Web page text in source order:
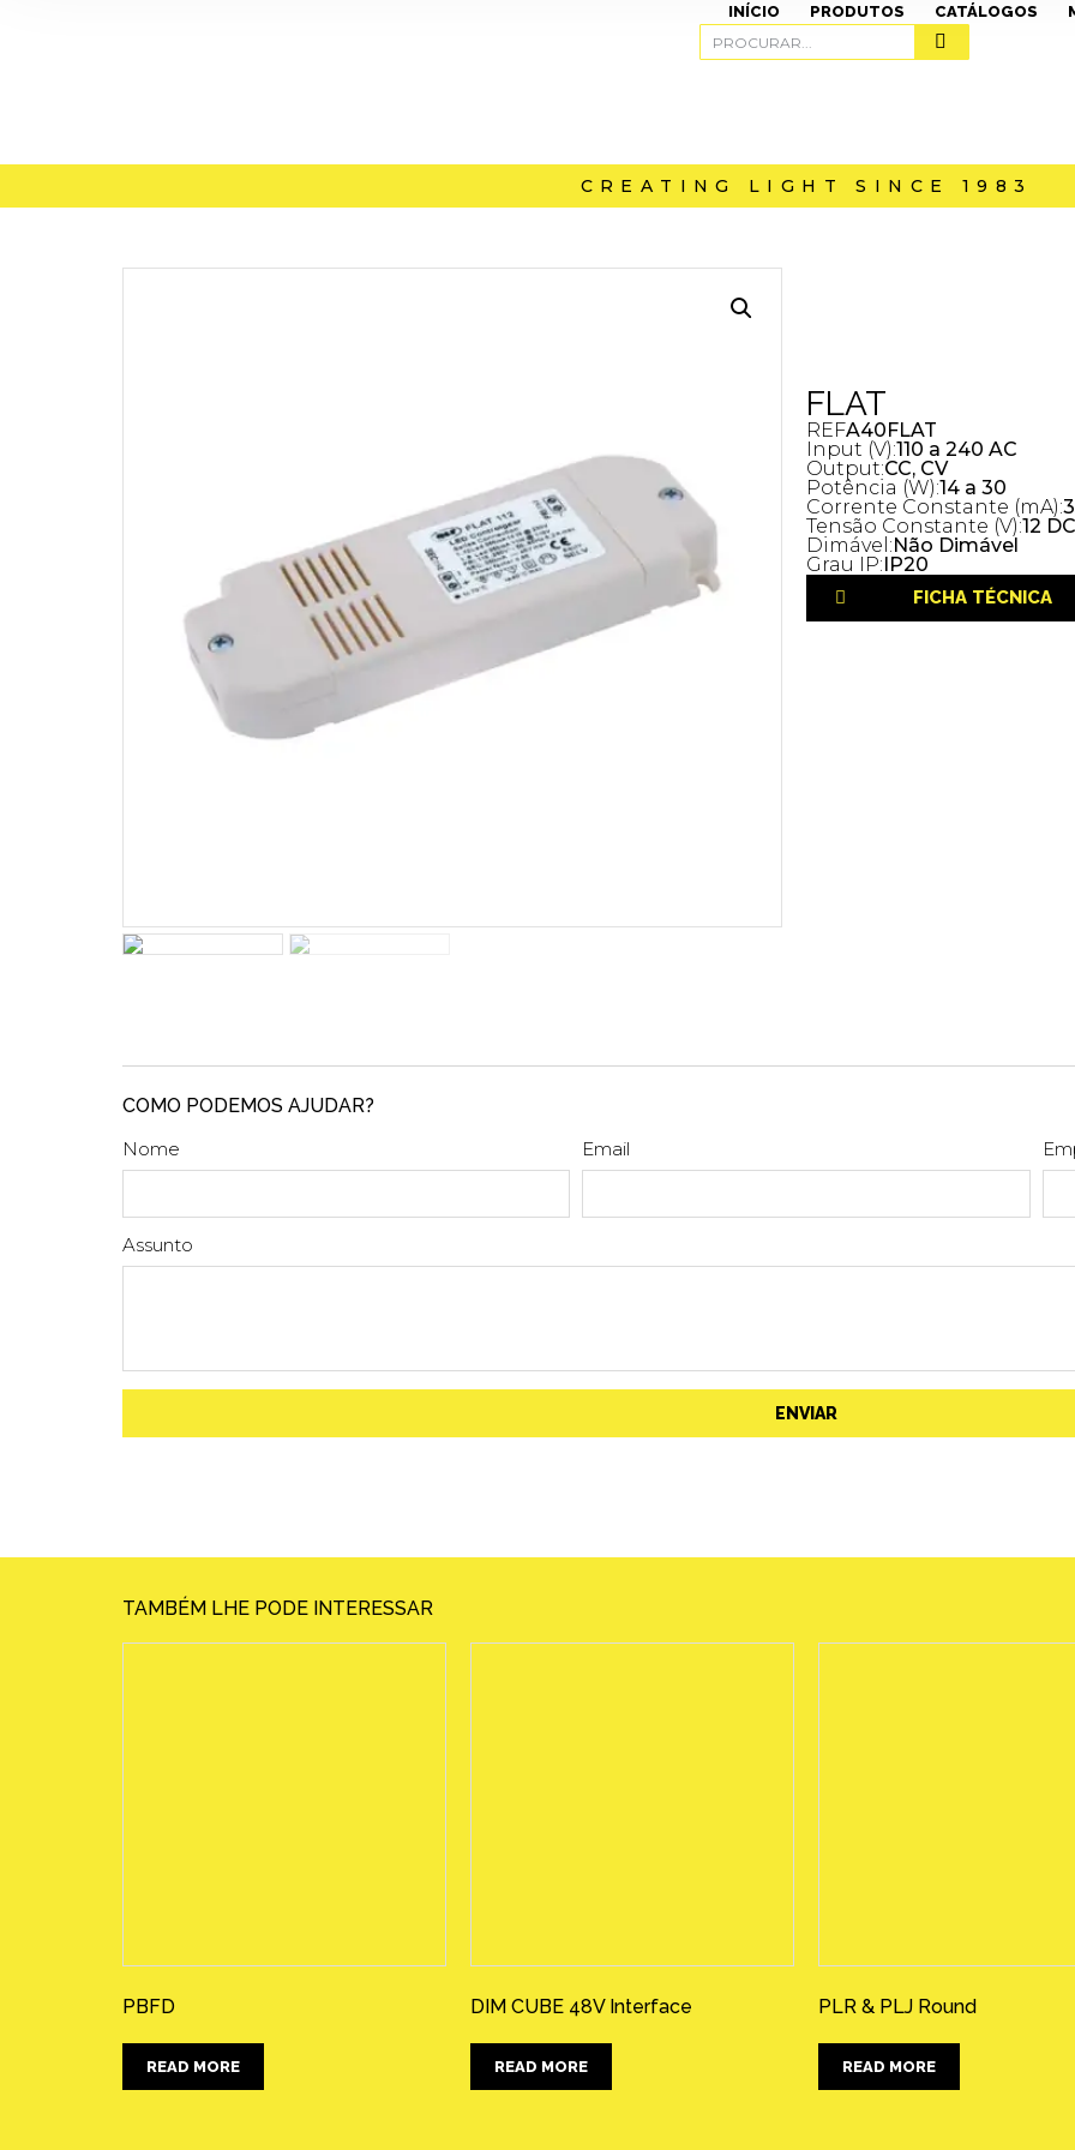
INÍCIO PRODUTOS CATÁLOGOS
CREATING LIGHT SINCE 1983
FLAT
REFA40FLAT
Input (V):110 a 240 AC
Output:CC, CV
Potência (W):14 a 30
Corrente Constante (mA):
Tensão Constante (V):12
Dimável:Não Dimável
Grau IP:IP20
FICHA TÉCNICA
COMO PODEMOS AJUDAR?
Nome
Email
Assunto
ENVIAR
TAMBÉM LHE PODE INTERESSAR
PBFD
READ MORE
DIM CUBE 48V Interface
READ MORE
PLR & PLJ Round
READ MORE